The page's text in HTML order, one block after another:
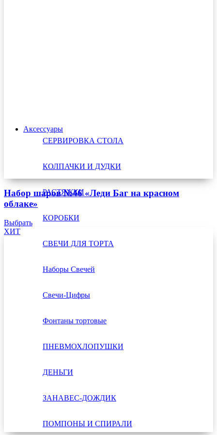
Аксессуары
СЕРВИРОВКА СТОЛА
КОЛПАЧКИ И ДУДКИ
РАСТЯЖКИ
КОРОБКИ
СВЕЧИ ДЛЯ ТОРТА
Наборы Свечей
Свечи-Цифры
Фонтаны тортовые
ПНЕВМОХЛОПУШКИ
ДЕНЬГИ
ЗАНАВЕС-ДОЖДИК
ПОМПОНЫ И СПИРАЛИ
Набор шаров №46 «Леди Баг на красном
облаке»
Выбрать
ХИТ